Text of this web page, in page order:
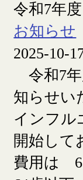
令和7年
お知らせ
2025-10-
令和7
知らせい
インフル
開始して
費用は